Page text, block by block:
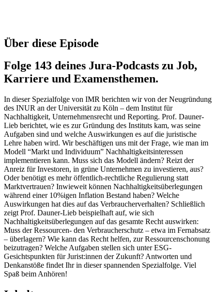
Über diese Episode
Folge 143 deines Jura-Podcasts zu Job,
Karriere und Examensthemen.
In dieser Spezialfolge von IMR berichten wir von der Neugründung
des INUR an der Universität zu Köln – dem Institut für
Nachhaltigkeit, Unternehmensrecht und Reporting. Prof. Dauner-
Lieb berichtet, wie es zur Gründung des Instituts kam, was seine
Aufgaben sind und welche Auswirkungen es auf die juristische
Lehre haben wird. Wir beschäftigen uns mit der Frage, wie man im
Modell “Markt und Individuum” Nachhaltigkeitsinteressen
implementieren kann. Muss sich das Modell ändern? Reizt der
Anreiz für Investoren, in grüne Unternehmen zu investieren, aus?
Oder benötigt es mehr öffentlich-rechtliche Regulierung statt
Marktvertrauen? Inwieweit können Nachhaltigkeitsüberlegungen
während einer 10%igen Inflation Bestand haben? Welche
Auswirkungen hat dies auf das Verbraucherverhalten? Schließlich
zeigt Prof. Dauner-Lieb beispielhaft auf, wie sich
Nachhaltigkeitsüberlegungen auf das gesamte Recht auswirken:
Muss der Ressourcen- den Verbraucherschutz – etwa im Fernabsatz
– überlagern? Wie kann das Recht helfen, zur Ressourcenschonung
beizutragen? Welche Aufgaben stellen sich unter ESG-
Gesichtspunkten für Jurist:innen der Zukunft? Antworten und
Denkanstöße findet Ihr in dieser spannenden Spezialfolge. Viel
Spaß beim Anhören!